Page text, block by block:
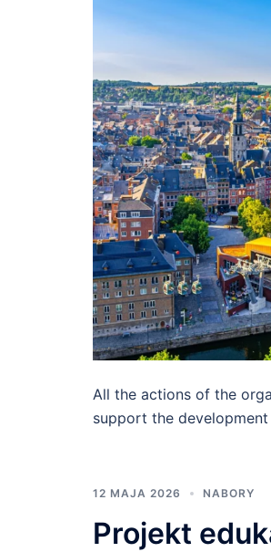
All the actions of the
support the
12 MAJA 2026 NABORY
Projekt